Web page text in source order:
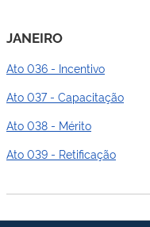
JANEIRO
Ato 036 - Incentivo
Ato 037 - Capacitação
Ato 038 - Mérito
Ato 039 - Retificação